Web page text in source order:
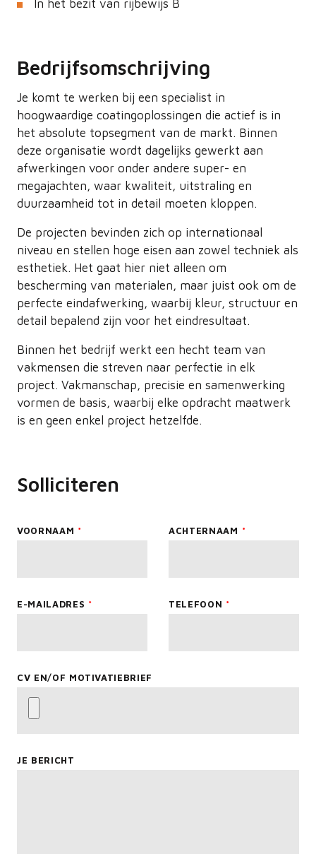
In het bezit van rijbewijs B
Bedrijfsomschrijving
Je komt te werken bij een specialist in
hoogwaardige coatingoplossingen die actief is in
het absolute topsegment van de markt. Binnen
deze organisatie wordt dagelijks gewerkt aan
afwerkingen voor onder andere super- en
megajachten, waar kwaliteit, uitstraling en
duurzaamheid tot in detail moeten kloppen.
De projecten bevinden zich op internationaal
niveau en stellen hoge eisen aan zowel techniek als
esthetiek. Het gaat hier niet alleen om
bescherming van materialen, maar juist ook om de
perfecte eindafwerking, waarbij kleur, structuur en
detail bepalend zijn voor het eindresultaat.
Binnen het bedrijf werkt een hecht team van
vakmensen die streven naar perfectie in elk
project. Vakmanschap, precisie en samenwerking
vormen de basis, waarbij elke opdracht maatwerk
is en geen enkel project hetzelfde.
Solliciteren
this
VOORNAAM ACHTERNAAM
E-MAILADRES TELEFOON
CV EN/OF MOTIVATIEBRIEF
JE BERICHT